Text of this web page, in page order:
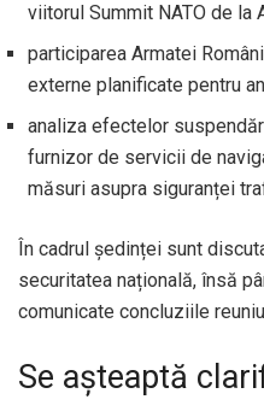
viitorul Summit NATO de la
participarea Armatei
externe planificate pentru
analiza efectelor
furnizor de servicii de
măsuri asupra siguranței
În cadrul ședinței sunt
securitatea națională, însă
comunicate concluziile
Se așteaptă